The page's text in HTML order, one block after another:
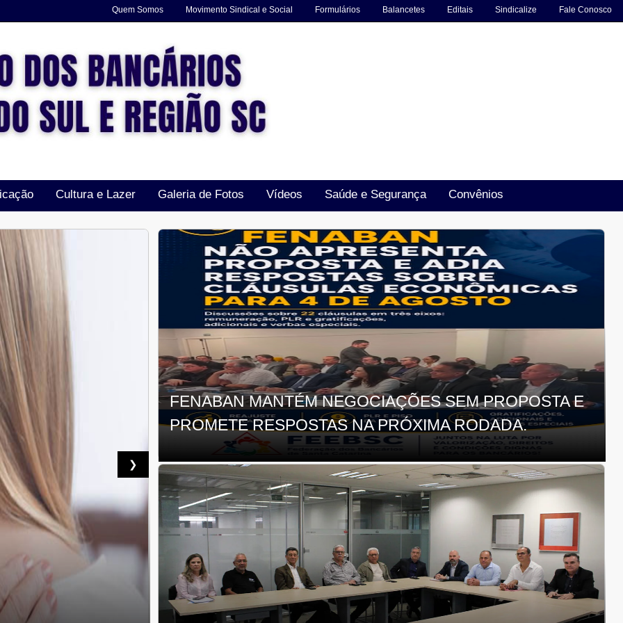
Fale Conosco
Sindicalize
Editais
Balancetes
Formulários
Movimento Sindical e Social
Quem Somos
Cultura e Lazer Galeria de Fotos Vídeos Saúde e Segurança Convênios
❯
FENABAN MANTÉM NEGOCIAÇÕES SEM PROPOSTA E
PROMETE RESPOSTAS NA PRÓXIMA RODADA.